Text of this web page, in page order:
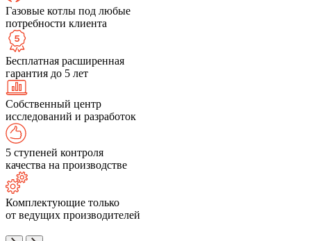
Газовые котлы под любые
потребности клиента
Бесплатная расширенная
гарантия до 5 лет
Собственный центр
исследований и разработок
5 ступеней контроля
качества на производстве
Комплектующие только
от ведущих производителей